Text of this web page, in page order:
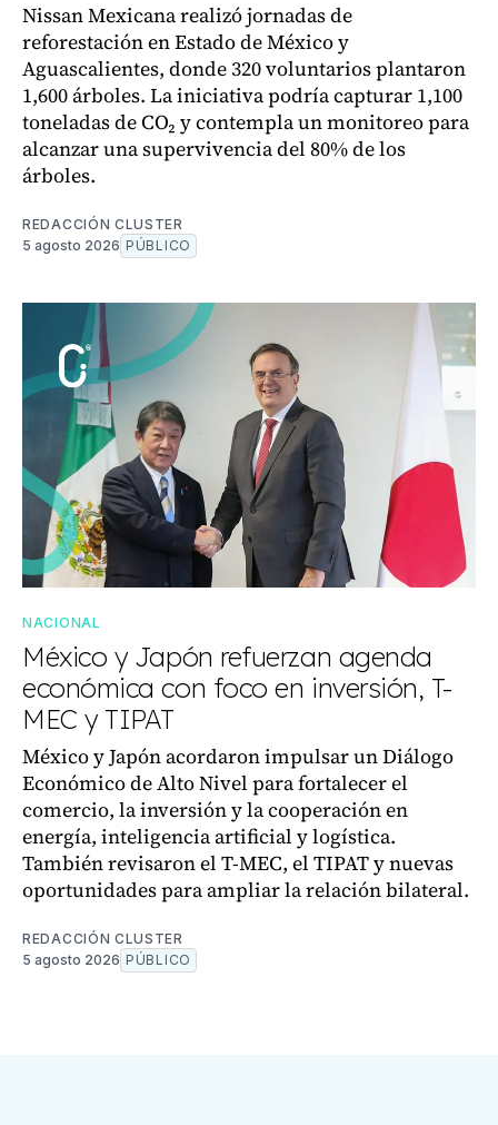
Nissan Mexicana realizó jornadas de
reforestación en Estado de México y
Aguascalientes, donde 320 voluntarios plantaron
1,600 árboles. La iniciativa podría capturar 1,100
toneladas de CO₂ y contempla un monitoreo para
alcanzar una supervivencia del 80% de los
árboles.
REDACCIÓN CLUSTER
5 agosto 2026 PÚBLICO
NACIONAL
México y Japón refuerzan agenda
económica con foco en inversión, T-
MEC y TIPAT
México y Japón acordaron impulsar un Diálogo
Económico de Alto Nivel para fortalecer el
comercio, la inversión y la cooperación en
energía, inteligencia artificial y logística.
También revisaron el T-MEC, el TIPAT y nuevas
oportunidades para ampliar la relación bilateral.
REDACCIÓN CLUSTER
5 agosto 2026 PÚBLICO